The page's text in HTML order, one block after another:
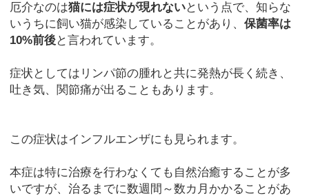
厄介なのは猫には症状が現れないという点で、知らな
いうちに飼い猫が感染していることがあり、保菌率は
10%前後と言われています。
症状としてはリンパ節の腫れと共に発熱が長く続き、
吐き気、関節痛が出ることもあります。
この症状はインフルエンザにも見られます。
本症は特に治療を行わなくても自然治癒することが多
いですが、治るまでに数週間～数カ月かかることがあ